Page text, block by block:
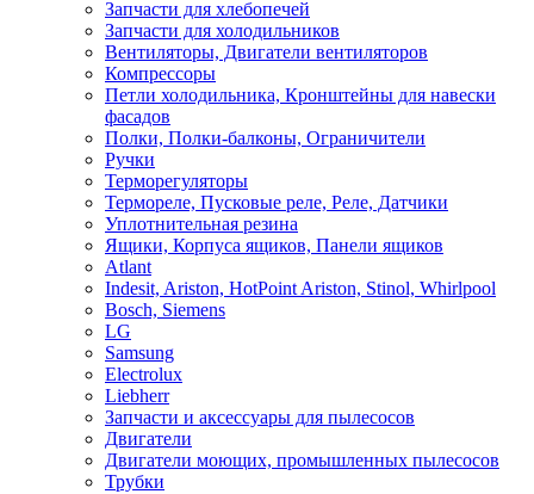
Запчасти для хлебопечей
Запчасти для холодильников
Вентиляторы, Двигатели вентиляторов
Компрессоры
Петли холодильника, Кронштейны для навески
фасадов
Полки, Полки-балконы, Ограничители
Ручки
Терморегуляторы
Термореле, Пусковые реле, Реле, Датчики
Уплотнительная резина
Ящики, Корпуса ящиков, Панели ящиков
Atlant
Indesit, Ariston, HotPoint Ariston, Stinol, Whirlpool
Bosch, Siemens
LG
Samsung
Electrolux
Liebherr
Запчасти и аксессуары для пылесосов
Двигатели
Двигатели моющих, промышленных пылесосов
Трубки